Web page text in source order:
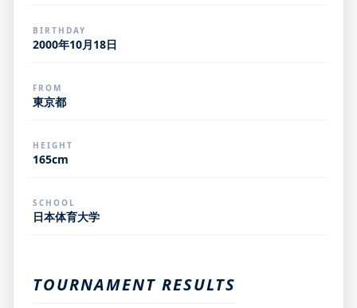
BIRTHDAY
2000年10月18日
FROM
東京都
HEIGHT
165cm
SCHOOL
日本体育大学
TOURNAMENT RESULTS